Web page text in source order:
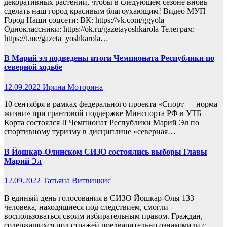
сделать наш город красивым благоухающим! Видео МУП
Город Наши соцсети: ВК: https://vk.com/ggyola
Одноклассники: https://ok.ru/gazetayoshkarola Телеграм:
https://t.me/gazeta_yoshkarola…
В Марий эл подведены итоги Чемпионата Республики по
северной ходьбе
12.09.2022 Ирина Моторина
10 сентября в рамках федерального проекта «Спорт — норма
жизни» при грантовой поддержке Минспорта РФ в УТБ
Корта состоялся II Чемпионат Республики Марий Эл по
спортивному туризму в дисциплине «северная…
В Йошкар-Олинском СИЗО состоялись выборы Главы
Марий Эл
12.09.2022 Татьяна Витвицкис
В единый день голосования в СИЗО Йошкар-Олы 133
человека, находящиеся под следствием, смогли
воспользоваться своим избирательным правом. Граждан,
содержащихся под стражей предварительно ознакомили с